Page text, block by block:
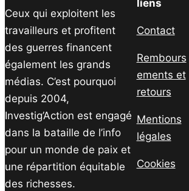
Ceux qui exploitent les
travailleurs et profitent
des guerres financent
également les grands
médias. C’est pourquoi
depuis 2004,
Investig’Action est engagé
dans la bataille de l’info
pour un monde de paix et
une répartition équitable
des richesses.
liens
Contact
Rembours
ements et
retours
Mentions
légales
Cookies